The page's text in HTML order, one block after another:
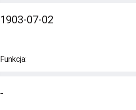
1903-07-02
Funkcja:
-